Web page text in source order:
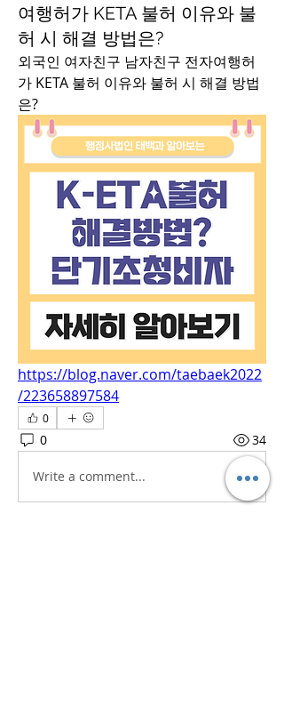
여행허가 KETA 불허 이유와 불
허 시 해결 방법은?
외국인 여자친구 남자친구 전자여행허
가 KETA 불허 이유와 불허 시 해결 방법
은?
https://blog.naver.com/taebaek2022
/223658897584
0
0 34
Write a comment...